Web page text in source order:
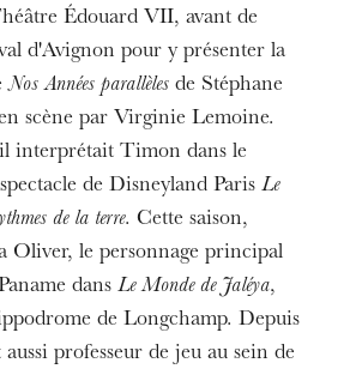
de l’Opéra de
Strasbourg
Édouard VII, avant de
d'Avignon pour y présenter la
Nos Années parallèles de Stéphane
scène par Virginie Lemoine.
interprétait Timon dans le
de Disneyland ParisLe
de la terre. Cette saison,
Oliver, le personnage principal
dansLe Monde de Jaléya,
de Longchamp. Depuis
professeur de jeu au sein de